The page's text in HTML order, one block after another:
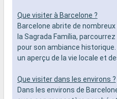
Que visiter à Barcelone ?
Barcelone abrite de
la Sagrada Família,
pour son ambiance
un aperçu de la vie locale et
Que visiter dans les environs ?
Dans les environs de